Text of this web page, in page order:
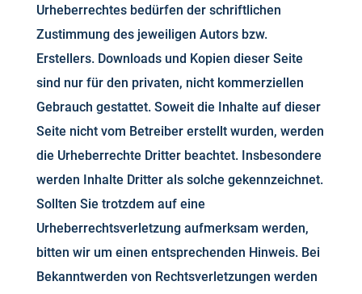
Urheberrechtes bedürfen der schriftlichen
Zustimmung des jeweiligen Autors bzw.
Erstellers. Downloads und Kopien dieser Seite
sind nur für den privaten, nicht kommerziellen
Gebrauch gestattet. Soweit die Inhalte auf dieser
Seite nicht vom Betreiber erstellt wurden, werden
die Urheberrechte Dritter beachtet. Insbesondere
werden Inhalte Dritter als solche gekennzeichnet.
Sollten Sie trotzdem auf eine
Urheberrechtsverletzung aufmerksam werden,
bitten wir um einen entsprechenden Hinweis. Bei
Bekanntwerden von Rechtsverletzungen werden